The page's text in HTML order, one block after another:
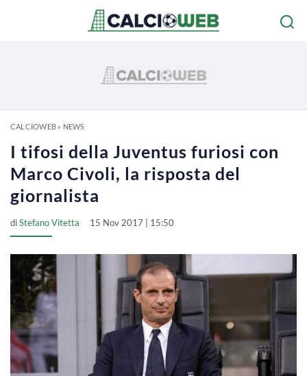
CALCIOWEB» NEWS
I tifosi della Juventus furiosi con
Marco Civoli, la risposta del
giornalista
diStefano Vitetta 15 Nov 2017 | 15:50